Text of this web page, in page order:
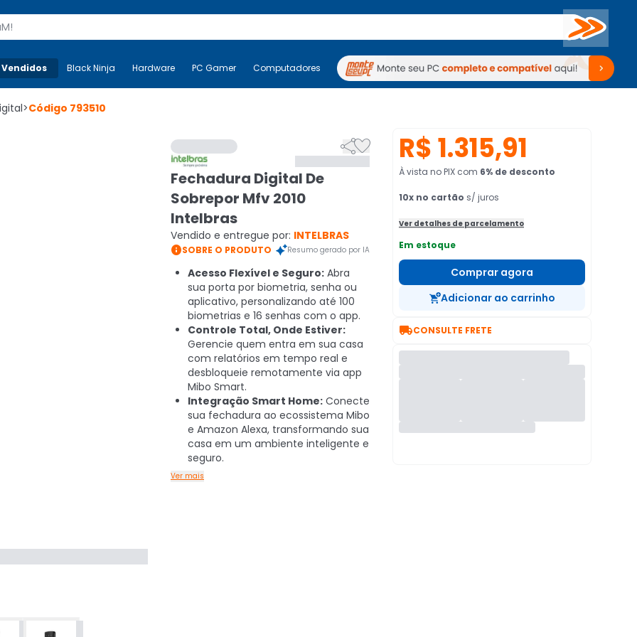
Buscar
Mais-v- Black Ninja Hardware PC Gamer Computadores Periféricos TV Venda no KaBuM!
Black Ninja Hardware PC Gamer Computadores Periféricos TV Venda no KaBuM!
>Código 793510

Fechadura Digital De
Sobrepor Mfv 2010
Intelbras
Vendido e entregue por: INTELBRAS
SOBRE O PRODUTO Resumo gerado por IA
Acesso Flexível e Seguro: Abra
sua porta por biometria, senha ou
aplicativo, personalizando até 100
biometrias e 16 senhas com o app.
Controle Total, Onde Estiver:
Gerencie quem entra em sua casa
com relatórios em tempo real e
desbloqueie remotamente via app
Mibo Smart.
Integração Smart Home: Conecte
sua fechadura ao ecossistema Mibo
e Amazon Alexa, transformando sua
casa em um ambiente inteligente e
seguro.
Ver mais
R$ 1.315,91
À vista no PIX com 6% de desconto
10x no cartão s/ juros
Ver detalhes de parcelamento
Em estoque
Comprar agora
Adicionar ao carrinho
CONSULTE FRETE